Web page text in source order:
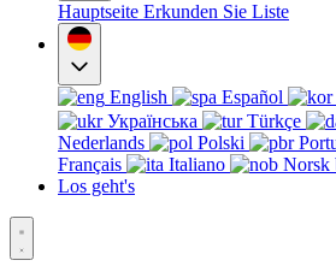
Hauptseite Erkunden Sie Liste
English Español
Українська
Türkçe
Nederlands
Polski
Français
Italiano
Norsk
Los geht's